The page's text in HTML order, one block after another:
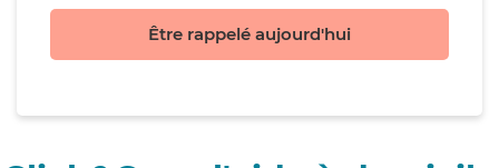
Être rappelé aujourd'hui